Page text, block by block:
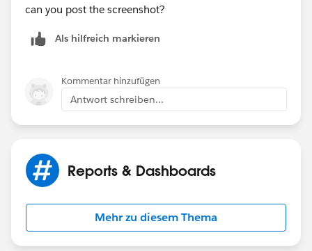
can you post the screenshot?
Als hilfreich markieren
Kommentar hinzufügen
Antwort schreiben...
Reports & Dashboards
Mehr zu diesem Thema